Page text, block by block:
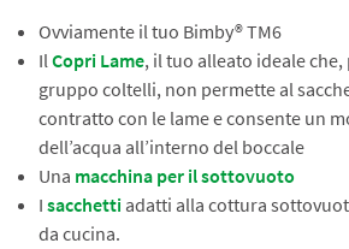
Ovviamente il tuo Bimby® TM6
Il Copri Lame, il tuo alleato ideale
gruppo coltelli, non permette al
contratto con le lame e consente un
dell’acqua all’interno del boccale
Una macchina per il sottovuoto
I sacchetti adatti alla cottura
da cucina.